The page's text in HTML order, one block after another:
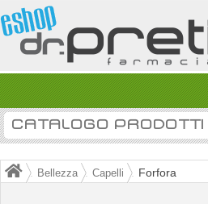
CATALOGO PRODOTTI
Bellezza Capelli Forfora